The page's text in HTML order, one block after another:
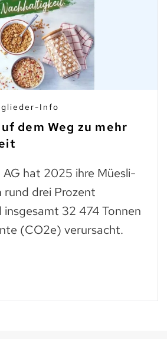
News
Food Save bis
ist fast genauso wertvoll
muss einfach wissen,
zubereiten kann: zu
lassen…